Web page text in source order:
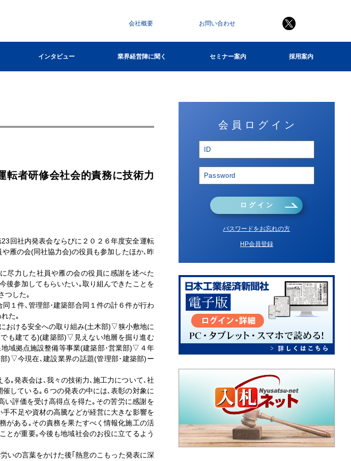
会社概要 お問い合わせ
インタビュー 業界経営陣に聞く セミナー案内 採用案内
転者研修会社会的責務に技術力
回社内発表会ならびに２０２６年度安全運転
雁の会(同社協力会)の役員も参加したほか､昨
尽力した社員や雁の会の役員に感謝を述べた
後参加してもらいたい｡取り組んできたことを
つした｡
１件､管理部･建築部合同１件の計６件が行わ
た｡
おける安全への取り組み(土木部)▽狭小敷地に
も建てる)(建築部)▽見えない地層を掘り進む
域拠点施設整備等事業(建築部･営業部)▽４年
)▽今現在､建設業界の話題(管理部･建築部)ー
｡発表会は､我々の技術力､施工力について､社
している｡６つの発表の中には､表彰の対象に
い評価を受け高得点を得た｡その苦労に感謝を
不足や資材の高騰などが経営に大きな影響を
がある｡その責務を果たすべく情報化施工の活
とが重要｡今後も地域社会のお役に立てるよう
いの言葉をかけた後｢熱意のこもった発表に深
会 員 ロ グ イ ン
ロ グ イ ン
パスワードをお忘れの方
HP会員登録